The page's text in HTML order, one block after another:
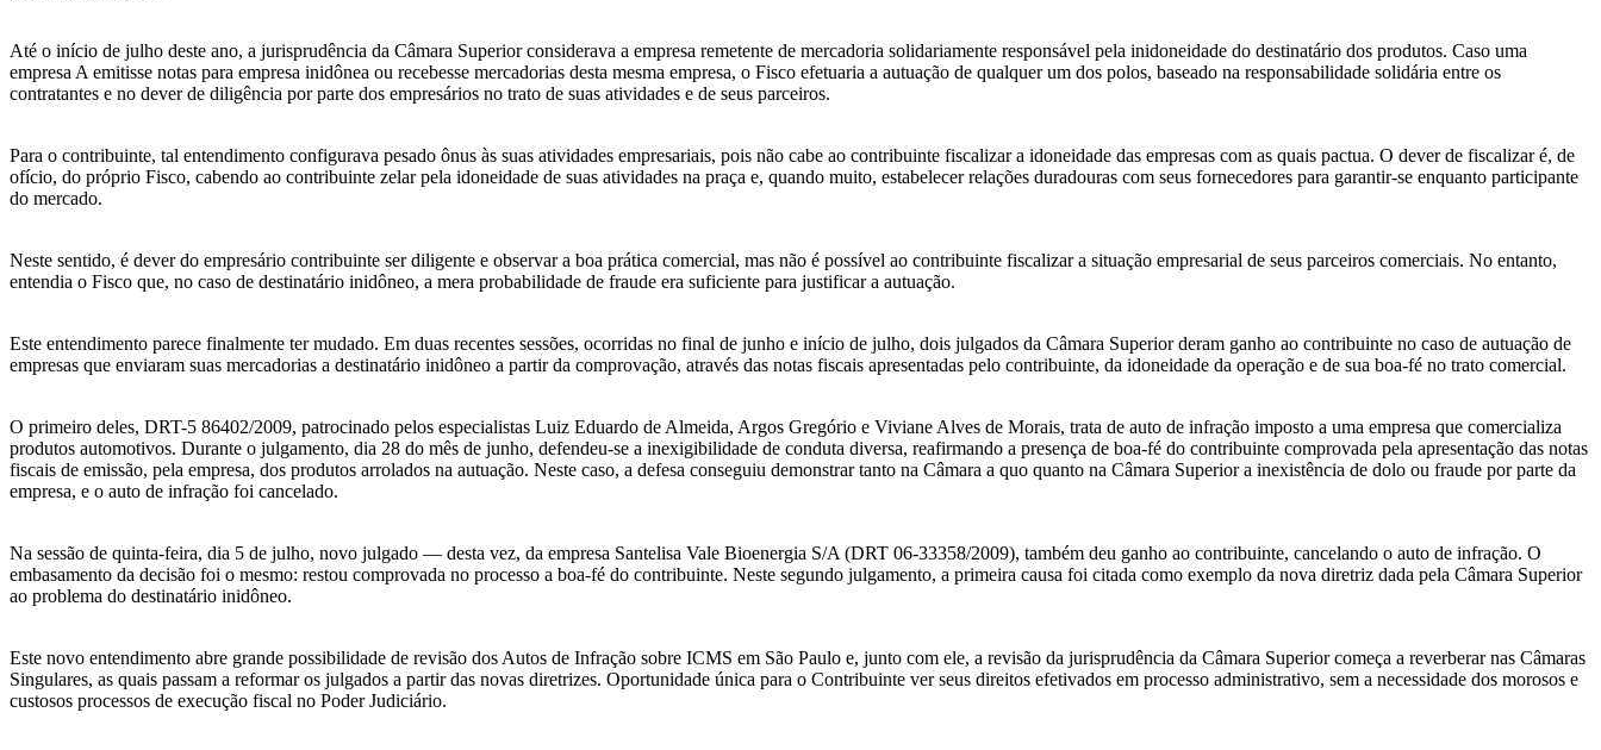
Até o início de julho deste ano, a jurisprudência da Câmara Superior considerava a empresa remetente de mercadoria solidariamente responsável pela inidoneidade do destinatário dos produtos. Caso uma
empresa A emitisse notas para empresa inidônea ou recebesse mercadorias desta mesma empresa, o Fisco efetuaria a autuação de qualquer um dos polos, baseado na responsabilidade solidária entre os
contratantes e no dever de diligência por parte dos empresários no trato de suas atividades e de seus parceiros.
Para o contribuinte, tal entendimento configurava pesado ônus às suas atividades empresariais, pois não cabe ao contribuinte fiscalizar a idoneidade das empresas com as quais pactua. O dever de fiscalizar é, de
ofício, do próprio Fisco, cabendo ao contribuinte zelar pela idoneidade de suas atividades na praça e, quando muito, estabelecer relações duradouras com seus fornecedores para garantir-se enquanto participante
do mercado.
Neste sentido, é dever do empresário contribuinte ser diligente e observar a boa prática comercial, mas não é possível ao contribuinte fiscalizar a situação empresarial de seus parceiros comerciais. No entanto,
entendia o Fisco que, no caso de destinatário inidôneo, a mera probabilidade de fraude era suficiente para justificar a autuação.
Este entendimento parece finalmente ter mudado. Em duas recentes sessões, ocorridas no final de junho e início de julho, dois julgados da Câmara Superior deram ganho ao contribuinte no caso de autuação de
empresas que enviaram suas mercadorias a destinatário inidôneo a partir da comprovação, através das notas fiscais apresentadas pelo contribuinte, da idoneidade da operação e de sua boa-fé no trato comercial.
O primeiro deles, DRT-5 86402/2009, patrocinado pelos especialistas Luiz Eduardo de Almeida, Argos Gregório e Viviane Alves de Morais, trata de auto de infração imposto a uma empresa que comercializa
produtos automotivos. Durante o julgamento, dia 28 do mês de junho, defendeu-se a inexigibilidade de conduta diversa, reafirmando a presença de boa-fé do contribuinte comprovada pela apresentação das notas
fiscais de emissão, pela empresa, dos produtos arrolados na autuação. Neste caso, a defesa conseguiu demonstrar tanto na Câmara a quo quanto na Câmara Superior a inexistência de dolo ou fraude por parte da
empresa, e o auto de infração foi cancelado.
Na sessão de quinta-feira, dia 5 de julho, novo julgado — desta vez, da empresa Santelisa Vale Bioenergia S/A (DRT 06-33358/2009), também deu ganho ao contribuinte, cancelando o auto de infração. O
embasamento da decisão foi o mesmo: restou comprovada no processo a boa-fé do contribuinte. Neste segundo julgamento, a primeira causa foi citada como exemplo da nova diretriz dada pela Câmara Superior
ao problema do destinatário inidôneo.
Este novo entendimento abre grande possibilidade de revisão dos Autos de Infração sobre ICMS em São Paulo e, junto com ele, a revisão da jurisprudência da Câmara Superior começa a reverberar nas Câmaras
Singulares, as quais passam a reformar os julgados a partir das novas diretrizes. Oportunidade única para o Contribuinte ver seus direitos efetivados em processo administrativo, sem a necessidade dos morosos e
custosos processos de execução fiscal no Poder Judiciário.